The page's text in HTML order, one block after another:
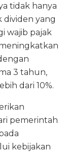
tidak hanya
yang
wajib pajak
3 tahun,
dari 10%.
pemerintah
kebijakan